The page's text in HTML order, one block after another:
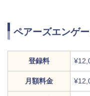
ペアーズエンゲ
登録料
月額料金